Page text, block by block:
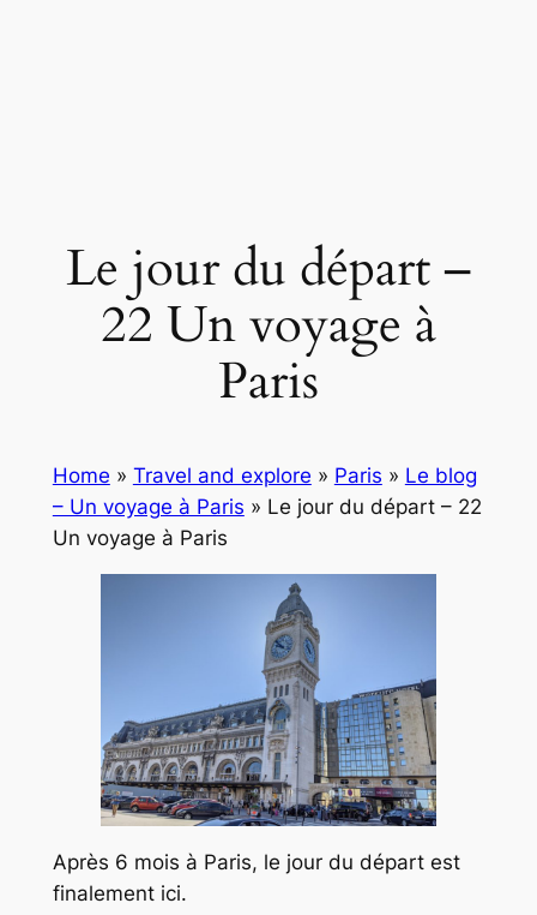
Le jour du départ –
22 Un voyage à
Paris
Home » Travel and explore » Paris » Le blog
– Un voyage à Paris » Le jour du départ – 22
Un voyage à Paris
Après 6 mois à Paris, le jour du départ est
finalement ici.